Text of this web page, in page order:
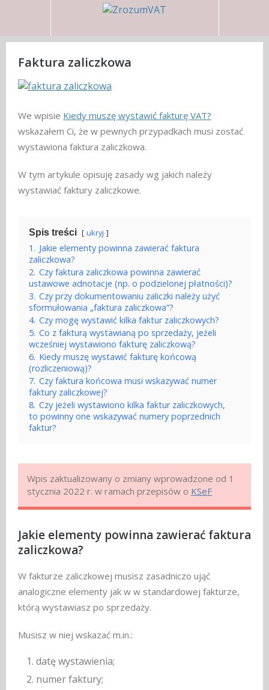
Faktura zaliczkowa
We wpisie Kiedy muszę wystawić fakturę VAT?
wskazałem Ci, że w pewnych przypadkach musi zostać
wystawiona faktura zaliczkowa.
W tym artykule opisuję zasady wg jakich należy
wystawiać faktury zaliczkowe.
Spis treści ukryj
1. Jakie elementy powinna zawierać faktura
zaliczkowa?
2. Czy faktura zaliczkowa powinna zawierać
ustawowe adnotacje (np. o podzielonej płatności)?
3. Czy przy dokumentowaniu zaliczki należy użyć
sformułowania „faktura zaliczkowa”?
4. Czy mogę wystawić kilka faktur zaliczkowych?
5. Co z fakturą wystawianą po sprzedaży, jeżeli
wcześniej wystawiono fakturę zaliczkową?
6. Kiedy muszę wystawić fakturę końcową
(rozliczeniową)?
7. Czy faktura końcowa musi wskazywać numer
faktury zaliczkowej?
8. Czy jeżeli wystawiono kilka faktur zaliczkowych,
to powinny one wskazywać numery poprzednich
faktur?
Wpis zaktualizowany o zmiany wprowadzone od 1
stycznia 2022 r. w ramach przepisów o KSeF
Jakie elementy powinna zawierać faktura
zaliczkowa?
W fakturze zaliczkowej musisz zasadniczo ująć
analogiczne elementy jak w w standardowej fakturze,
którą wystawiasz po sprzedaży.
Musisz w niej wskazać m.in.:
datę wystawienia;
numer faktury;